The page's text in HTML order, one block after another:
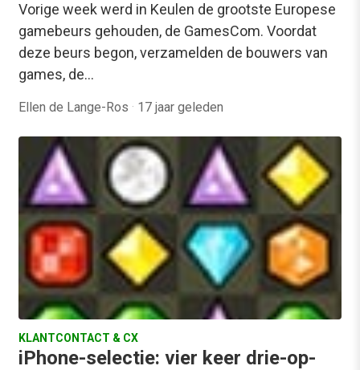
Vorige week werd in Keulen de grootste Europese
gamebeurs gehouden, de GamesCom. Voordat
deze beurs begon, verzamelden de bouwers van
games, de…
Ellen de Lange-Ros · 17 jaar geleden
KLANTCONTACT & CX
iPhone-selectie: vier keer drie-op-